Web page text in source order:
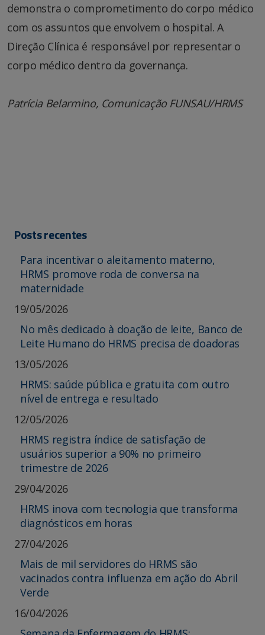
demonstra o comprometimento do corpo médico
com os assuntos que envolvem o hospital. A
Direção Clínica é responsável por representar o
corpo médico dentro da governança.
Patrícia Belarmino, Comunicação FUNSAU/HRMS
Posts recentes
Para incentivar o aleitamento materno,
HRMS promove roda de conversa na
maternidade
19/05/2026
No mês dedicado à doação de leite, Banco de
Leite Humano do HRMS precisa de doadoras
13/05/2026
HRMS: saúde pública e gratuita com outro
nível de entrega e resultado
12/05/2026
HRMS registra índice de satisfação de
usuários superior a 90% no primeiro
trimestre de 2026
29/04/2026
HRMS inova com tecnologia que transforma
diagnósticos em horas
27/04/2026
Mais de mil servidores do HRMS são
vacinados contra influenza em ação do Abril
Verde
16/04/2026